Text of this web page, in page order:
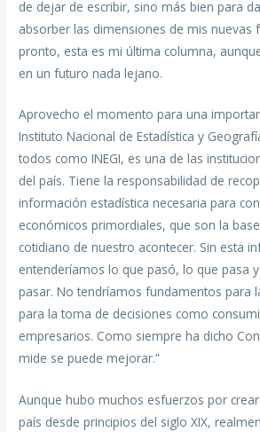
de dejar de escribir, sino más bien para
absorber las dimensiones de mis nuevas
pronto, esta es mi última columna,
en un futuro nada lejano.
Aprovecho el momento para una
Instituto Nacional de Estadística y
todos como INEGI, es una de las
del país. Tiene la responsabilidad de
información estadística necesaria para
económicos primordiales, que son la
cotidiano de nuestro acontecer. Sin esta
entenderíamos lo que pasó, lo que pasa
pasar. No tendríamos fundamentos para
para la toma de decisiones como
empresarios. Como siempre ha dicho
mide se puede mejorar.”
Aunque hubo muchos esfuerzos por
país desde principios del siglo XIX,